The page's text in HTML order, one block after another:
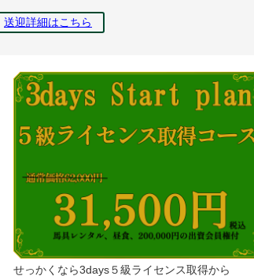
送迎詳細はこちら
せっかくなら3days５級ライセンス取得から